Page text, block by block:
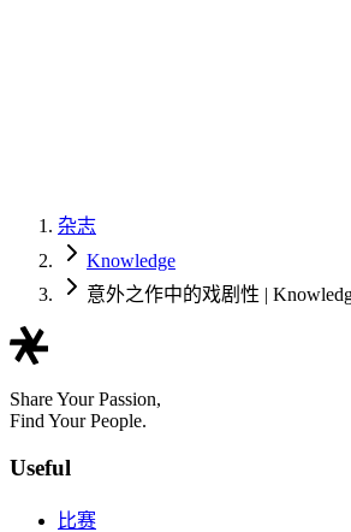
杂志
Knowledge
意外之作中的戏剧性 |
Share Your Passion,
Find Your People.
Useful
比赛